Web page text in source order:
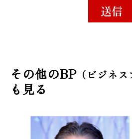
その他のBP（ビジネス
も見る